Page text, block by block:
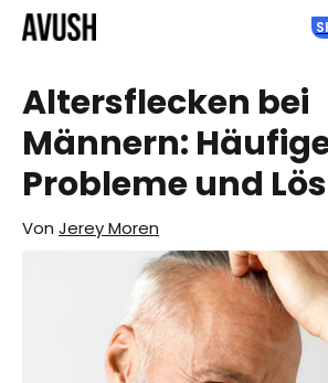
Zum
Inhalt
Altersflecken bei
Männern:
Probleme und
Von Jerey Moren